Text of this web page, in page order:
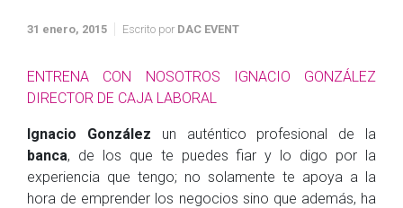
31 enero, 2015 Escrito por DAC EVENT
ENTRENA CON NOSOTROS IGNACIO GONZÁLEZ
DIRECTOR DE CAJA LABORAL
Ignacio González un auténtico profesional de la
banca, de los que te puedes fiar y lo digo por la
experiencia que tengo; no solamente te apoya a la
hora de emprender los negocios sino que además, ha